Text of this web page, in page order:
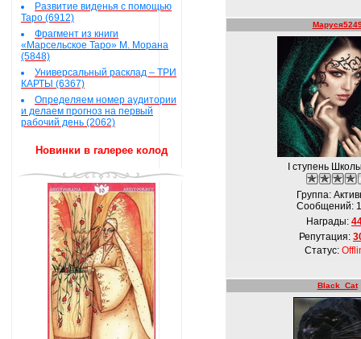
Развитие виденья с помощью
Таро (6912)
Фрагмент из книги
«Марсельское Таро» М. Морана
(5848)
Универсальный расклад – ТРИ
КАРТЫ (6367)
Определяем номер аудитории
и делаем прогноз на первый
рабочий день (2062)
Новинки в галерее колод
I ступень
Группа:
Сообщений:
Награды:
Репутация:
Статус:
Black_Cat